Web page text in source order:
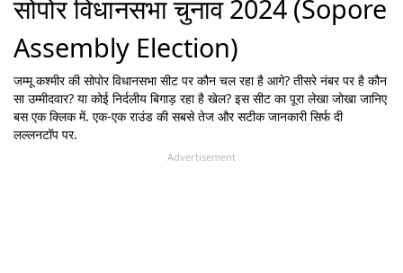
सोपोर विधानसभा चुनाव 2024 (Sopore
Assembly Election)
जम्मू कश्मीरकी सोपोरविधानसभा सीट पर कौन चल रहा है आगे? तीसरे नंबर पर है कौन
सा उम्मीदवार? या कोई निर्दलीय बिगाड़ रहा है खेल? इस सीट का पूरा लेखा जोखा जानिए
बस एक क्लिक में. एक-एक राउंड की सबसे तेज और सटीक जानकारी सिर्फ दी
लल्लनटॉप पर.
Advertisement